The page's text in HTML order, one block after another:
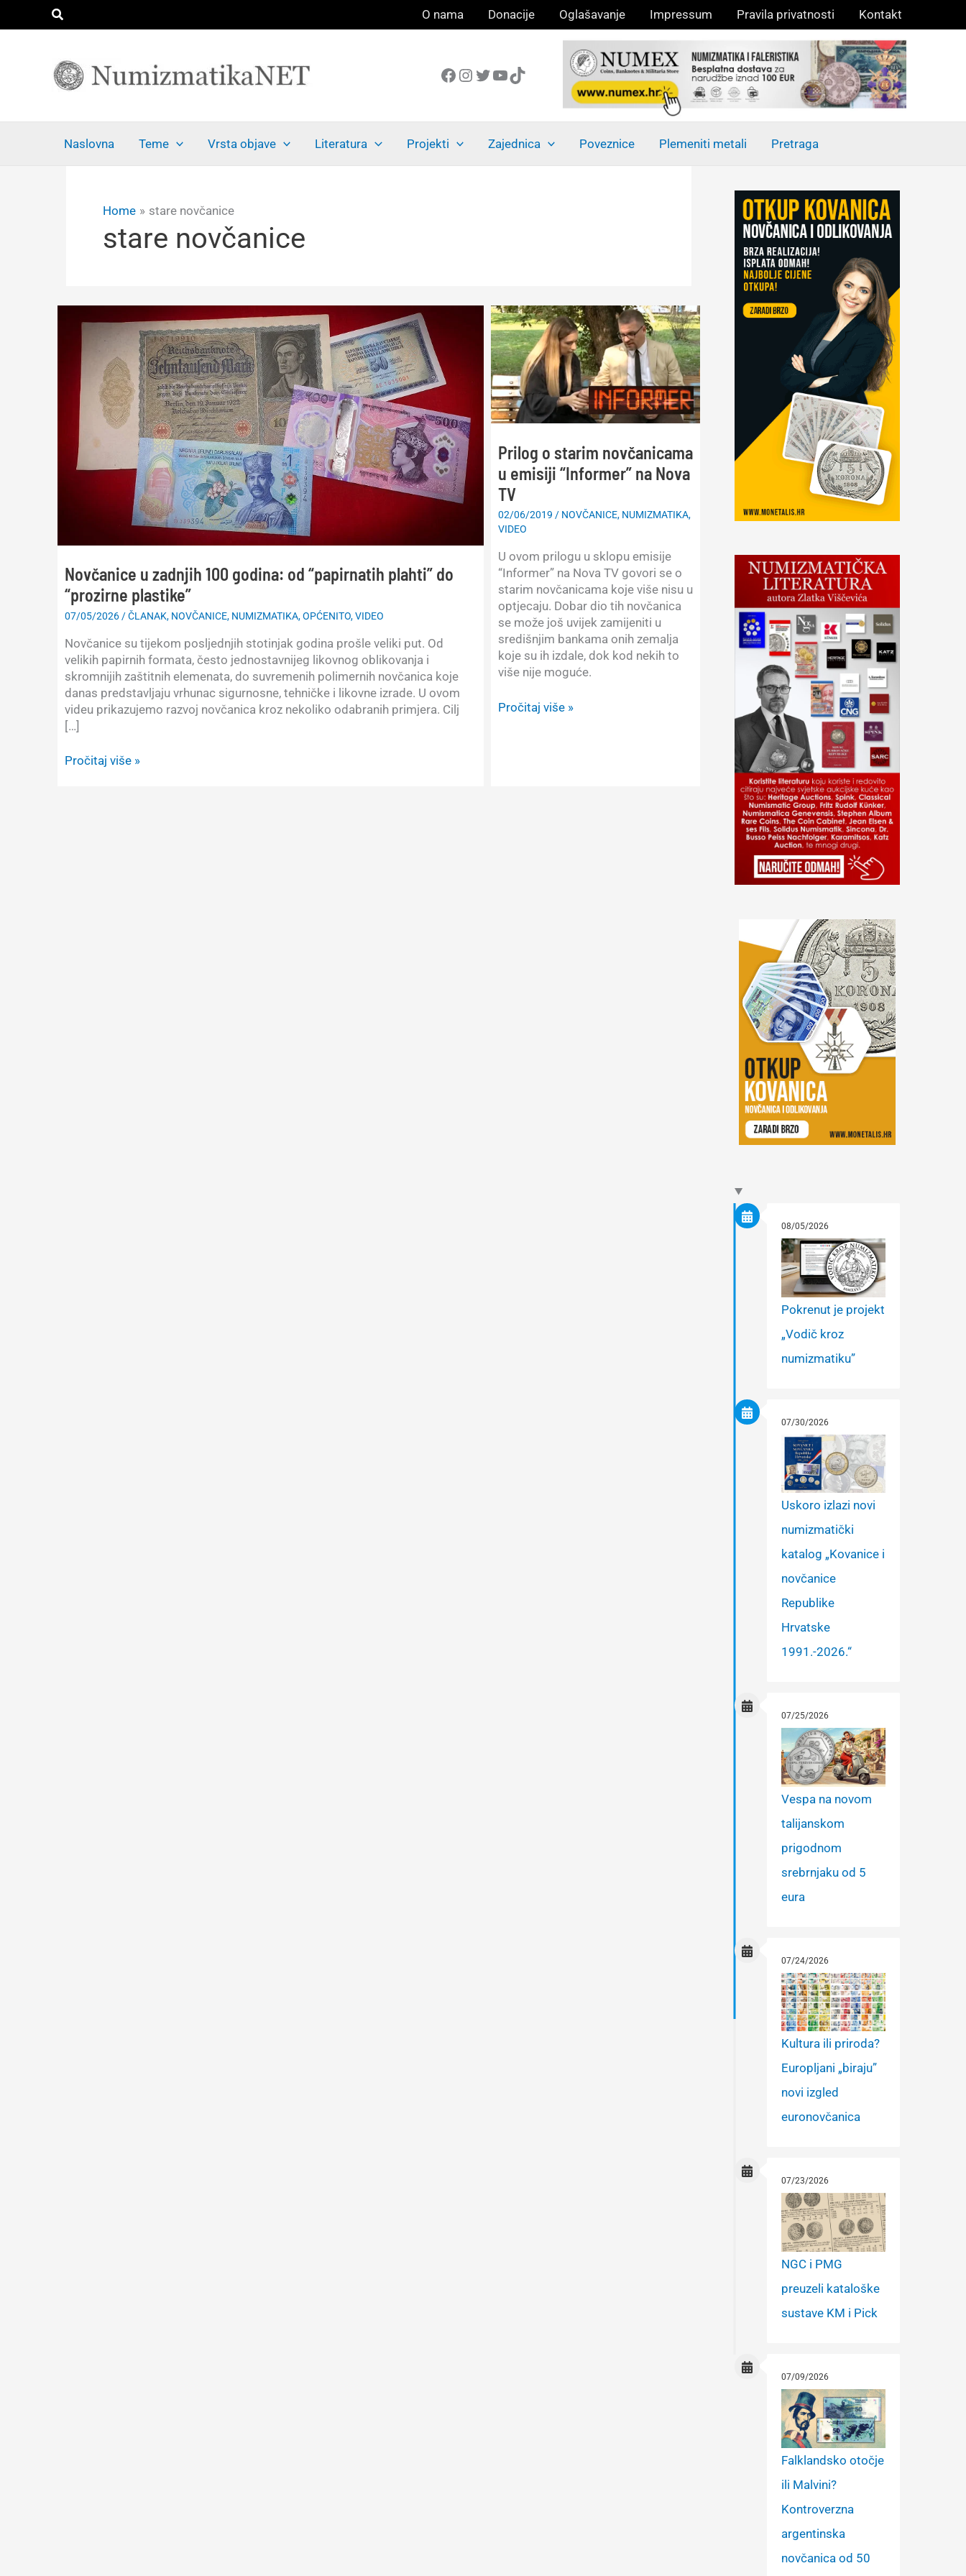
Search O nama Donacije Oglašavanje Impressum Pravila privatnosti Kontakt
Facebook
Instagram
Twitter
YouTube
TikTok
Naslovna Teme Vrsta objave Literatura Projekti Zajednica Poveznice Plemeniti metali Pretraga
Home stare novčanice
stare novčanice
Novčanice u zadnjih 100 godina: od “papirnatih plahti” do
“prozirne plastike”
07/05/2026 /ČLANAK, NOVČANICE, NUMIZMATIKA,OPĆENITO,VIDEO
Novčanice su tijekom posljednjih stotinjak godina prošle veliki put. Od
velikih papirnih formata, često jednostavnijeg likovnog oblikovanja i
skromnijih zaštitnih elemenata, do suvremenih polimernih novčanica koje
danas predstavljaju vrhunac sigurnosne, tehničke i likovne izrade. U ovom
videu prikazujemo razvoj novčanica kroz nekoliko odabranih primjera. Cilj
[…]
Novčanice
Pročitaj više »
Prilog o starim novčanicama
u emisiji “Informer” na Nova
TV
02/06/2019 / NOVČANICE, NUMIZMATIKA,
VIDEO
U ovom prilogu u sklopu emisije
“Informer” na Nova TV govori se o
starim novčanicama koje više nisu u
optjecaju. Dobar dio tih novčanica
se može još uvijek zamijeniti u
središnjim bankama onih zemalja
koje su ih izdale, dok kod nekih to
više nije moguće.
Prilog
Pročitaj više »
08/05/2026
Pokrenut je projekt
„Vodič kroz
numizmatiku”
07/30/2026
Uskoro izlazi novi
numizmatički
katalog „Kovanice i
novčanice
Republike
Hrvatske
1991.-2026.“
07/25/2026
Vespa na novom
talijanskom
prigodnom
srebrnjaku od 5
eura
07/24/2026
Kultura ili priroda?
Europljani „biraju”
novi izgled
euronovčanica
07/23/2026
NGC i PMG
preuzeli kataloške
sustave KM i Pick
07/09/2026
Falklandsko otočje
ili Malvini?
Kontroverzna
argentinska
novčanica od 50